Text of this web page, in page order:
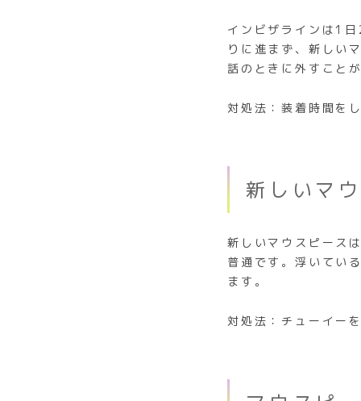
インビザラインは1
りに進まず、新しい
話のときに外すこと
対処法：装着時間を
新しいマ
新しいマウスピース
普通です。浮いてい
ます。
対処法：チューイー